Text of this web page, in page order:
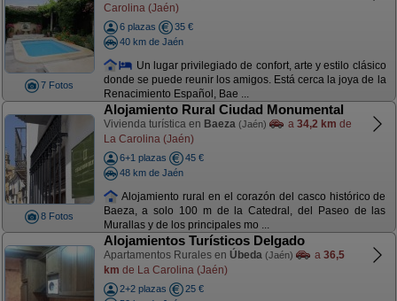
7 Fotos
Carolina (Jaén)
6 plazas
35 €
40 km de Jaén
Un lugar privilegiado de confort, arte y estilo clásico
donde se puede reunir los amigos. Está cerca la joya de la
Renacimiento Español, Bae ...
8 Fotos
Alojamiento Rural Ciudad Monumental
Vivienda turística en Baeza (Jaén) a 34,2 km de
La Carolina (Jaén)
6+1 plazas
45 €
48 km de Jaén
Alojamiento rural en el corazón del casco histórico de
Baeza, a solo 100 m de la Catedral, del Paseo de las
Murallas y de los principales mo ...
Alojamientos Turísticos Delgado
Apartamentos Rurales en Úbeda (Jaén) a 36,5
km de La Carolina (Jaén)
2+2 plazas
25 €